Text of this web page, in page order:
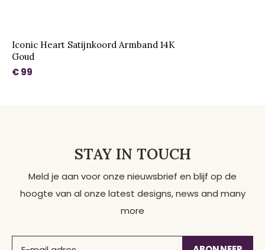
Iconic Heart Satijnkoord Armband 14K
Goud
€ 99
STAY IN TOUCH
Meld je aan voor onze nieuwsbrief en blijf op de
hoogte van al onze latest designs, news and many
more